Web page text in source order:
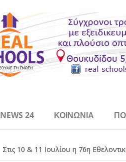
NEWS 24 ΚΟΙΝΩΝΊΑ
Στις 10 & 11 Ιουλίου η 76η